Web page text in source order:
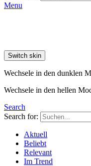
Menu
Switch skin
Wechsele in den dunklen
Wechsele in den hellen
Search
Search for:
Aktuell
Beliebt
Relevant
Im Trend